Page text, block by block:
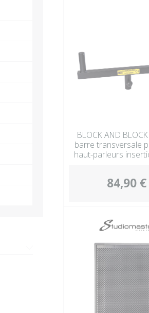
BLOCK AND
barre transversale
haut-parleurs
84,90 €